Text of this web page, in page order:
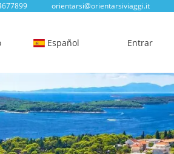
orientarsi@orientarsiviaggi.it
Español Entrar